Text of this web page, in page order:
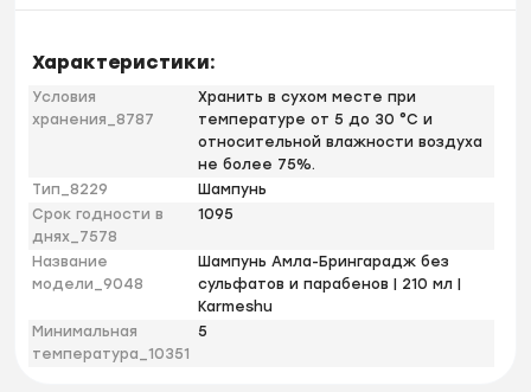
Характеристики:
Условия
хранения_8787
Хранить в сухом месте при
температуре от 5 до 30 °С и
относительной влажности воздуха
не более 75%.
Тип_8229
Шампунь
Срок годности в
днях_7578
1095
Название
модели_9048
Шампунь Амла-Брингарадж без
сульфатов и парабенов | 210 мл |
Karmeshu
Минимальная
температура_10351
5